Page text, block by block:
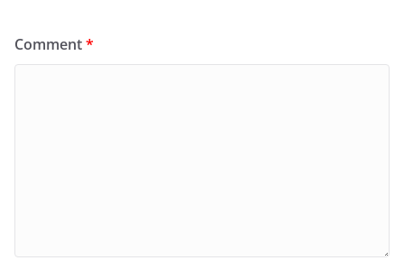
Comment*